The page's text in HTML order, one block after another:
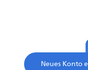
Neues Konto